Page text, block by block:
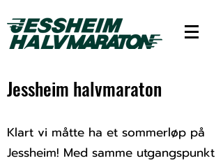
Jessheim halvmaraton
Klart vi måtte ha et sommerløp på
Jessheim! Med samme utgangspunkt